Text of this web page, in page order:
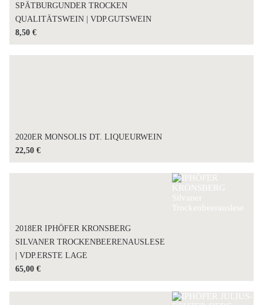
SPÄTBURGUNDER TROCKEN
QUALITÄTSWEIN | VDP.GUTSWEIN
8,50€
2020ER MONSOLIS DT. LIQUEURWEIN
22,50€
2018ER IPHÖFER KRONSBERG
SILVANER TROCKENBEERENAUSLESE
| VDP.ERSTE LAGE
65,00€